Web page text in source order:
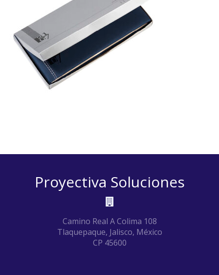
Proyectiva Soluciones
Camino Real A Colima 108
Tlaquepaque, Jalisco, México
CP 45600